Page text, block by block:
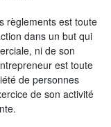
règlements est toute
dans un but qui
ni de son
est toute
de personnes
de son activité